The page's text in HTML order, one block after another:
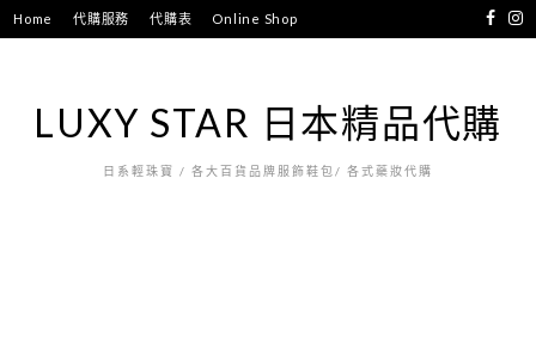
跳
至
Home 代購服務 代購表 Online Shop
LUXY STAR 日本精品代購
日系輕珠寶 / 各大百貨品牌服飾鞋包/ 各式藥妝代購